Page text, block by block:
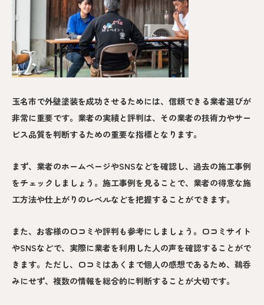
玉名市で外壁塗装を成功させるためには、信頼できる業者選びが
非常に重要です。業者の実績と評判は、その業者の技術力やサー
ビス品質を判断するための重要な指標となります。
まず、業者のホームページやSNSなどを確認し、過去の施工事例
をチェックしましょう。施工事例を見ることで、業者の得意な施
工方法や仕上がりのレベルなどを把握することができます。
また、お客様の口コミや評判も参考にしましょう。口コミサイト
やSNSなどで、実際に業者を利用した人の声を確認することがで
きます。ただし、口コミはあくまで個人の感想であるため、鵜呑
みにせず、複数の情報を総合的に判断することが大切です。